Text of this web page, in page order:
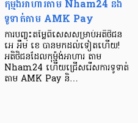
កុម្មង់អាហារតាម Nham24 និង
ទូទាត់តាម AMK Pay
ការបញ្ចុះតម្លៃពិសេសសម្រាប់អតិថិជន
អេ អឹម ខេ បានមកដល់ទៀតហើយ!
អតិថិជនដែលកុម្ម៉ង់អាហារ តាម
Nham24 ហើយជ្រើសរើសការទូទាត់
តាម AMK Pay និ…